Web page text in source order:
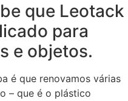
que Leotack
para
e objetos.
é que renovamos várias
– que é o plástico